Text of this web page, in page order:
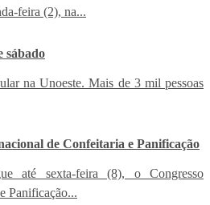
feira (2), na...
sábado
na Unoeste. Mais de 3 mil pessoas
de Confeitaria e Panificação
até sexta-feira (8), o Congresso
Panificação...